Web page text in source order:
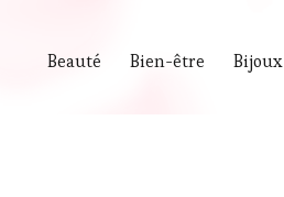
Beauté Bien-être Bijoux